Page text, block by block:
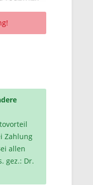
Zahlung
allen
gez.: Dr.